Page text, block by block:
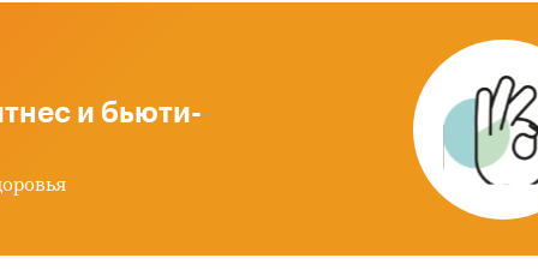
мучных кондитерских изделий в
… тонн, прирост составил ….% за год, прирост
ростом производства пряников и печенья
показатель сегмента тортов и пирожных
и бьюти-